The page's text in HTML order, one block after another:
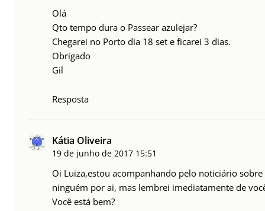
Olá
Qto tempo dura o Passear azulejar?
Chegarei no Porto dia 18 set e ficarei 3 dias.
Obrigado
Gil
Resposta
Kátia Oliveira
19 de junho de 2017 15:51
Oi Luiza,estou acompanhando pelo noticiário
ninguém por ai, mas lembrei imediatamente de
Você está bem?